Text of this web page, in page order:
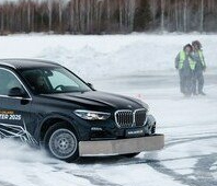
L200
Colt
Nissan